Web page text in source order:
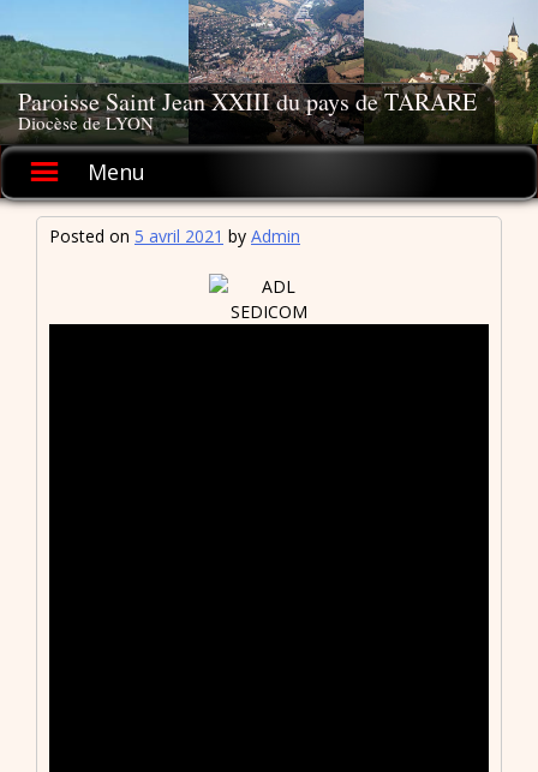
to
content
Paroisse Saint Jean XXIII du pays de TARARE
Diocèse de LYON
Menu
Posted on 5 avril 2021 by Admin